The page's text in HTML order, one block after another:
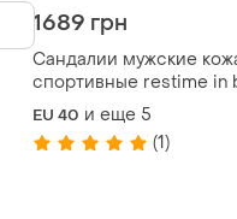
1689 грн
Сандалии мужские
спортивные restime in
черные на липучках
EU 40 и еще 5
(1)